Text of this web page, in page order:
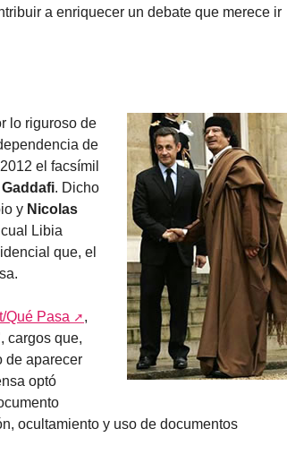
a enriquecer un debate que merece ir
lo riguroso de
de
el facsímil
Gaddafi. Dicho
y Nicolas
Libia
que, el
Qué Pasa
,
cargos que,
de aparecer
optó
ocultamiento y uso de documentos